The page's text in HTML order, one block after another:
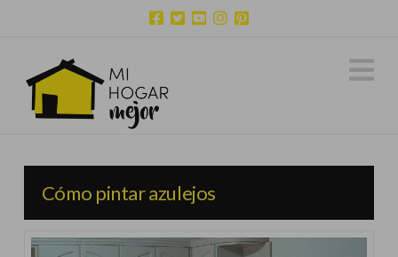
Cómo pintar azulejos